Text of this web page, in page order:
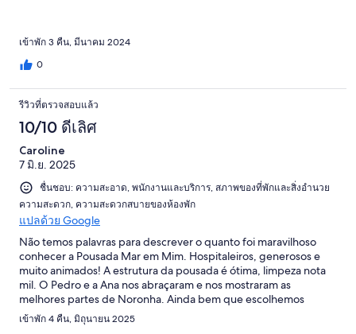
เข้าพัก 3 คืน, มีนาคม 2024
0
รีวิวที่ตรวจสอบแล้ว
10/10 ดีเลิศ
Caroline
7 มิ.ย. 2025
ชื่นชอบ: ความสะอาด, พนักงานและบริการ, สภาพของที่พักและสิ่งอำนวย
ความสะดวก, ความสะดวกสบายของห้องพัก
แปลด้วย Google
Não temos palavras para descrever o quanto foi maravilhoso
conhecer a Pousada Mar em Mim. Hospitaleiros, generosos e
muito animados! A estrutura da pousada é ótima, limpeza nota
mil. O Pedro e a Ana nos abraçaram e nos mostraram as
melhores partes de Noronha. Ainda bem que escolhemos
vocês!
เข้าพัก 4 คืน, มิถุนายน 2025